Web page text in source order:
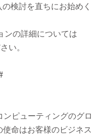
検討を直ちにお始めく
ンの詳細については
い。
ピューティングのグロ
命はお客様のビジネス